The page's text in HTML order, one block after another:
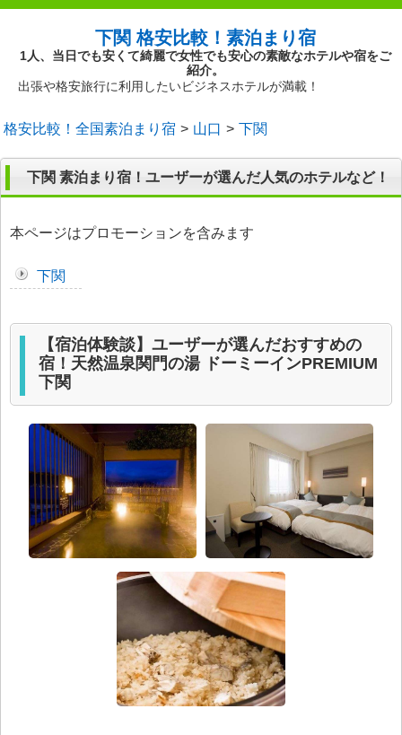
下関 格安比較！素泊まり宿
1人、当日でも安くて綺麗で女性でも安心の素敵なホテルや宿をご
紹介。
出張や格安旅行に利用したいビジネスホテルが満載！
格安比較！全国素泊まり宿 山口 下関
下関 素泊まり宿！ユーザーが選んだ人気のホテルなど！
本ページはプロモーションを含みます
下関
【宿泊体験談】ユーザーが選んだおすすめの
宿！天然温泉関門の湯 ドーミーインPREMIUM
下関